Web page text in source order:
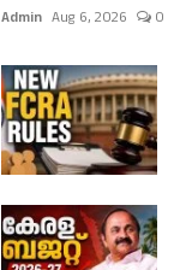
Admin Aug 6, 2026 0